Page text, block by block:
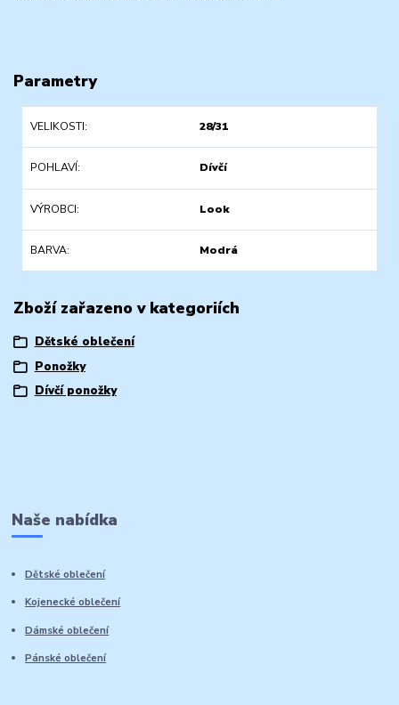
Parametry
VELIKOSTI 28/31
POHLAVÍ Dívčí
VÝROBCI Look
BARVA Modrá
Zboží zařazeno v kategoriích
Dětské oblečení
Ponožky
Dívčí ponožky
Naše nabídka
Dětské oblečení
Kojenecké oblečení
Dámské oblečení
Pánské oblečení